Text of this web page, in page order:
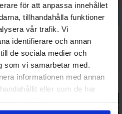
för att anpassa innehållet
tillhandahålla funktioner
vår trafik. Vi
identifierare och annan
de sociala medier och
som vi samarbetar med.
informationen med annan
eller som de har
Köp
Stormcast Eternals
Stormstrike Chariot
438 SEK